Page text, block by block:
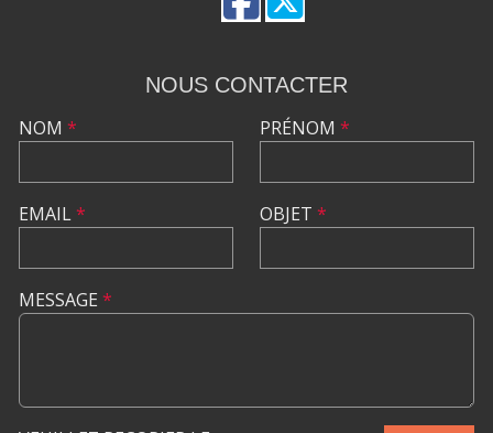
NOUS CONTACTER
NOM *
EMAIL*
PRÉNOM *
OBJET *
MESSAGE *